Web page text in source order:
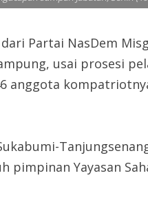
Partai NasDem
usai prosesi
anggota
Yayasan